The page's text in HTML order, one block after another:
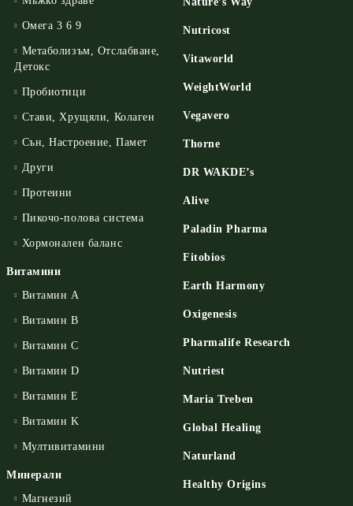
Омега 3 6 9
Метаболизъм, Отслабване,
Детокс
Пробиотици
Стави, Хрущяли, Колаген
Сън, Настроение, Памет
Други
Протеини
Пикочо-полова система
Хормонален баланс
Витамини
Витамин А
Витамин B
Витамин C
Витамин D
Витамин E
Витамин K
Мултивитамини
Минерали
Магнезий
Nutricost
Vitaworld
WeightWorld
Vegavero
Thorne
DR WAKDE’s
Alive
Paladin Pharma
Fitobios
Earth Harmony
Oxigenesis
Pharmalife Research
Nutriest
Maria Treben
Global Healing
Naturland
Healthy Origins